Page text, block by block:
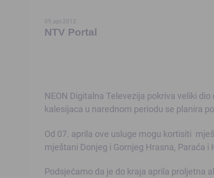
09.apr.2012
NTV Portal
NEON Digitalna Televezija pokriva veliki
kalesijaca u narednom periodu se planira
Od 07. aprila ove usluge mogu kortisiti
mještani Donjeg i Gornjeg Hrasna, Paraća
Podsjećamo da je do kraja aprila proljetna